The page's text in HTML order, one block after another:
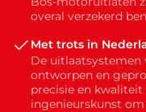
overal verzekerd
Met trots in
De uitlaatsystemen
ontworpen en
precisie en kwaliteit
ingenieurskunst